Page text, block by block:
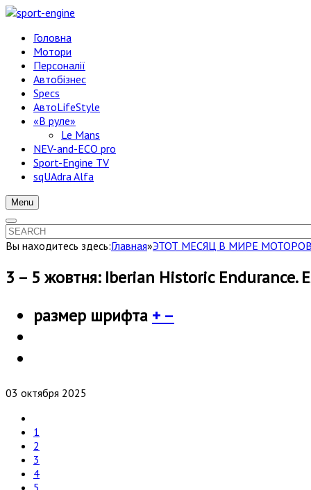
Головна
Мотори
Персоналії
Автобізнес
Specs
АвтоLifeStyle
«В руле»
Le Mans
NEV-and-ECO pro
Sport-Engine TV
sqUAdra Alfa
Menu
Вы находитесь здесь:Главная»ЭТОТ МЕСЯЦ В МИРЕ
3 – 5 жовтня: Iberian Historic Endurance.
размер шрифта + –
03 октября 2025
1
2
3
4
5